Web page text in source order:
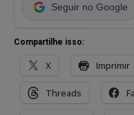
Seguir no Google
Compartilhe isso:
X Imprimir
Threads